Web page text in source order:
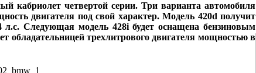
кабриолет четвертой серии. Три варианта автомобиля
двигателя под свой характер. Модель 420d получит
Следующая модель 428i будет оснащена бензиновым
обладательницей трехлитрового двигателя мощностью в